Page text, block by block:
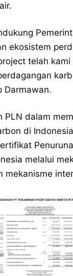
ekosistem
telah
Darmawan.
PLN dalam
di
melalui
mekanisme